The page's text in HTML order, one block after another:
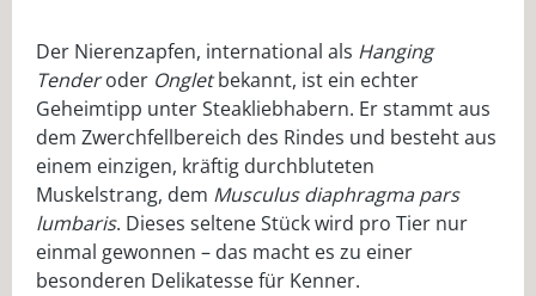
Der Nierenzapfen, international als Hanging
Tenderoder Ongletbekannt, ist ein echter
Geheimtipp unter Steakliebhabern. Er stammt aus
dem Zwerchfellbereich des Rindes und besteht aus
einem einzigen, kräftig durchbluteten
Muskelstrang, dem Musculus diaphragma pars
lumbaris. Dieses seltene Stück wird pro Tier nur
einmal gewonnen – das macht es zu einer
besonderen Delikatesse für Kenner.